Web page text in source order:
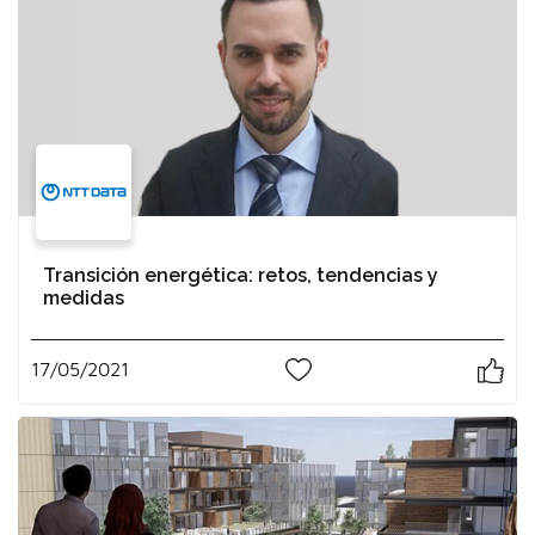
Transición energética: retos, tendencias y
medidas
17/05/2021